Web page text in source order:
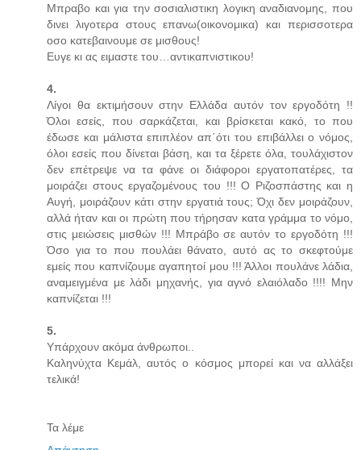
Μπραβο και για την σοσιαλιστικη λογικη αναδιανομης, που
δινει λιγοτερα στους επανω(οικονομικα) και περισσοτερα
οσο κατεβαινουμε σε μισθους!
Ευγε κι ας ειμαστε του…αντικαπνιστικου!
4.
Λίγοι θα εκτιμήσουν στην Ελλάδα αυτόν τον εργοδότη !!
Όλοι εσείς, που σαρκάζεται, και βρίσκεται κακό, το που
έδωσε και μάλιστα επιπλέον απ΄ότι του επιβάλλει ο νόμος,
όλοι εσείς που δίνεται βάση, και τα ξέρετε όλα, τουλάχιστον
δεν επέτρεψε να τα φάνε οι διάφοροι εργατοπατέρες, τα
μοιράζει στους εργαζομένους του !!! Ο Ριζοσπάστης και η
Αυγή, μοιράζουν κάτι στην εργατιά τους; Όχι δεν μοιράζουν,
αλλά ήταν και οι πρώτη που τήρησαν κατα γράμμα το νόμο,
στις μειώσεις μισθών !!! Μπράβο σε αυτόν το εργοδότη !!!
Όσο για το που πουλάει θάνατο, αυτό ας το σκεφτούμε
εμείς που καπνίζουμε αγαπητοί μου !!! Άλλοι πουλάνε λάδια,
αναμειγμένα με λάδι μηχανής, για αγνό ελαιόλαδο !!!! Μην
καπνίζεται !!!
5.
Υπάρχουν ακόμα άνθρωποι..
Καληνύχτα Κεμάλ, αυτός ο κόσμος μπορεί και να αλλάξει
τελικά!
Τα λέμε